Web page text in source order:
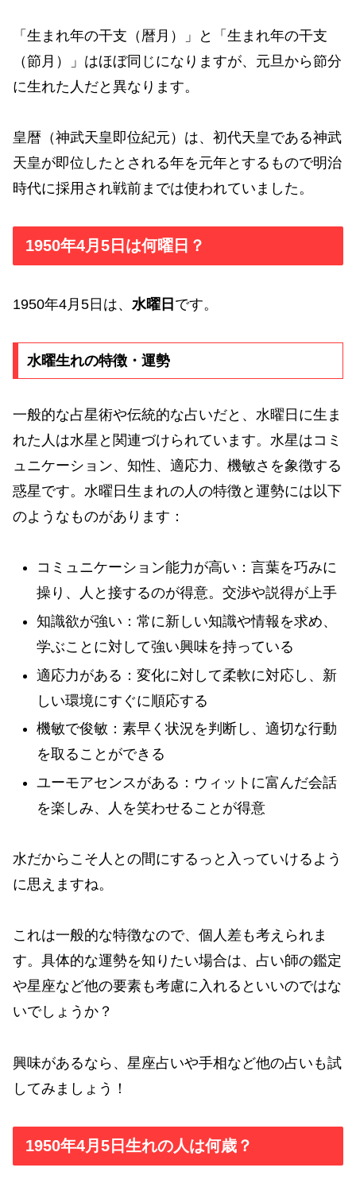
「生まれ年の干支（暦月）」と「生まれ年の干支
（節月）」はほぼ同じになりますが、元旦から節分
に生れた人だと異なります。
皇暦（神武天皇即位紀元）は、初代天皇である神武
天皇が即位したとされる年を元年とするもので明治
時代に採用され戦前までは使われていました。
1950年4月5日は何曜日？
1950年4月5日は、 水曜日 です。
水曜生れの特徴・運勢
一般的な占星術や伝統的な占いだと、水曜日に生ま
れた人は水星と関連づけられています。水星はコミ
ュニケーション、知性、適応力、機敏さを象徴する
惑星です。水曜日生まれの人の特徴と運勢には以下
のようなものがあります：
コミュニケーション能力が高い：言葉を巧みに
操り、人と接するのが得意。交渉や説得が上手
知識欲が強い：常に新しい知識や情報を求め、
学ぶことに対して強い興味を持っている
適応力がある：変化に対して柔軟に対応し、新
しい環境にすぐに順応する
機敏で俊敏：素早く状況を判断し、適切な行動
を取ることができる
ユーモアセンスがある：ウィットに富んだ会話
を楽しみ、人を笑わせることが得意
水だからこそ人との間にするっと入っていけるよう
に思えますね。
これは一般的な特徴なので、個人差も考えられま
す。具体的な運勢を知りたい場合は、占い師の鑑定
や星座など他の要素も考慮に入れるといいのではな
いでしょうか？
興味があるなら、星座占いや手相など他の占いも試
してみましょう！
1950年4月5日生れの人は何歳？